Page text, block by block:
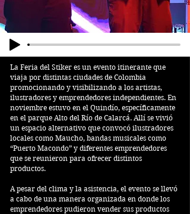
La Feria del Stiker es un evento itinerante que
viaja por distintas ciudades de Colombia
promocionando y visibilizando a los artistas,
ilustradores y emprendedores independientes. En
noviembre estuvo en el Quindío, específicamente
en el parque Alto del Río de Calarcá. Allí se vivió
un espacio alternativo que convocó ilustradores
locales como Maucho, bandas musicales como
“Puerto Macondo” y diferentes emprendedores
que se reunieron para ofrecer distintos
productos.
A pesar del clima y la asistencia, el evento se llevó
a cabo de una manera organizada en donde los
emprendedores pudieron vender sus productos